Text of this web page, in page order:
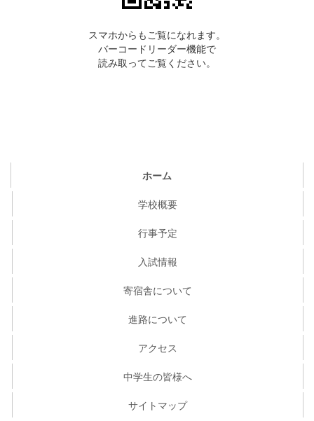
スマホからもご覧になれます。
バーコードリーダー機能で
読み取ってご覧ください。
ホーム
学校概要
行事予定
入試情報
寄宿舎について
進路について
アクセス
中学生の皆様へ
サイトマップ